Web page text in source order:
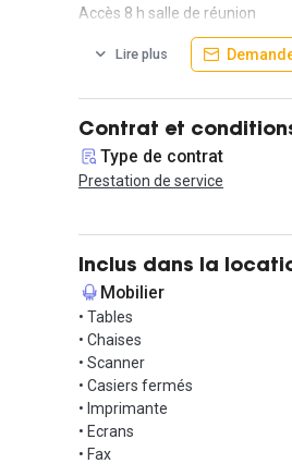
Accès 8 h salle de réunion
Imprimante, scan, (40
Accès 24/24 et 7/7
Cuisine, micro-ondes,
Toutes les charges sont
Venez travailler dans une
Conçu et pensé en termes de
lieu propose différents
un espace coworking en open
des postes de travail fixes en
des salles de réunion, un lieu
des débats autour de
Lire plus
Contrat et
Type de contrat
Prestation de service
Inclus dans la
Mobilier
• Tables
• Chaises
• Scanner
• Casiers fermés
• Imprimante
• Ecrans
• Fax